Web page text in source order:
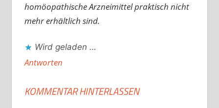
homöopathische Arzneimittel praktisch nicht
mehr erhältlich sind.
Wird geladen …
Antworten
KOMMENTAR HINTERLASSEN